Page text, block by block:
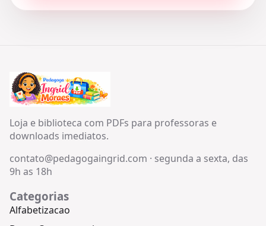
Loja e biblioteca com PDFs para professoras e
downloads imediatos.
contato@pedagogaingrid.com · segunda a sexta, das
9h as 18h
Categorias
Alfabetizacao